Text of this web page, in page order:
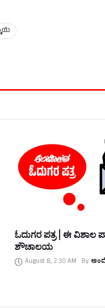
ಓದುಗರ ಪತ್ರ | ಈ ವಿಶಾಲ
ಶೌಚಾಲಯ
August 8, 2:30 AM By